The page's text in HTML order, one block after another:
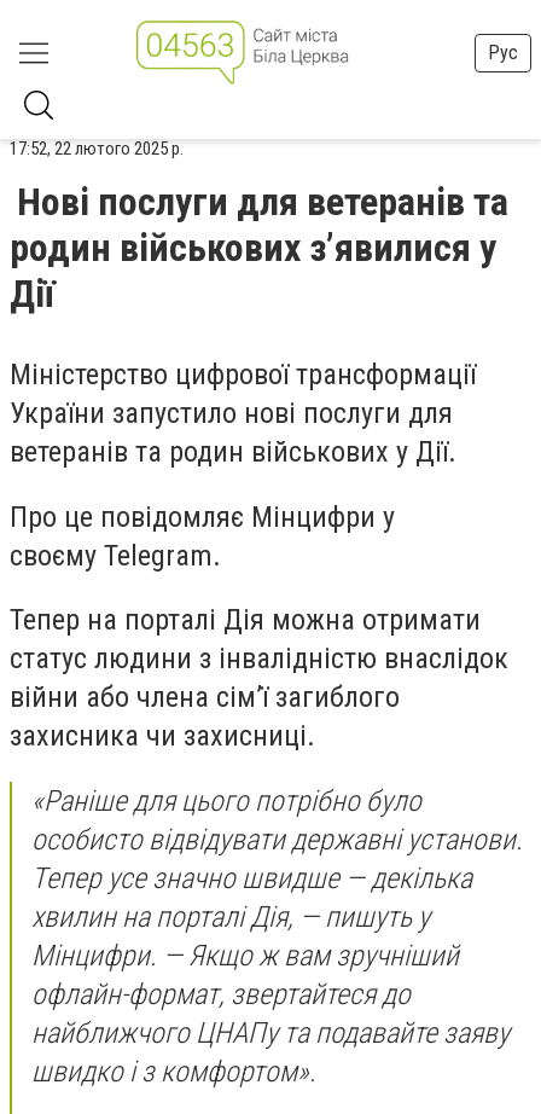
Рус
17:52, 22 лютого 2025 р.
Нові послуги для ветеранів та
родин військових зʼявилися у
Дії
Міністерство цифрової трансформації
України запустило нові послуги для
ветеранів та родин військових у Дії.
Про це повідомляє Мінцифри у
своєму Telegram.
Тепер на порталі Дія можна отримати
статус людини з інвалідністю внаслідок
війни або члена сім’ї загиблого
захисника чи захисниці.
«Раніше для цього потрібно було
особисто відвідувати державні установи.
Тепер усе значно швидше — декілька
хвилин на порталі Дія, — пишуть у
Мінцифри. — Якщо ж вам зручніший
офлайн-формат, звертайтеся до
найближчого ЦНАПу та подавайте заяву
швидко і з комфортом».